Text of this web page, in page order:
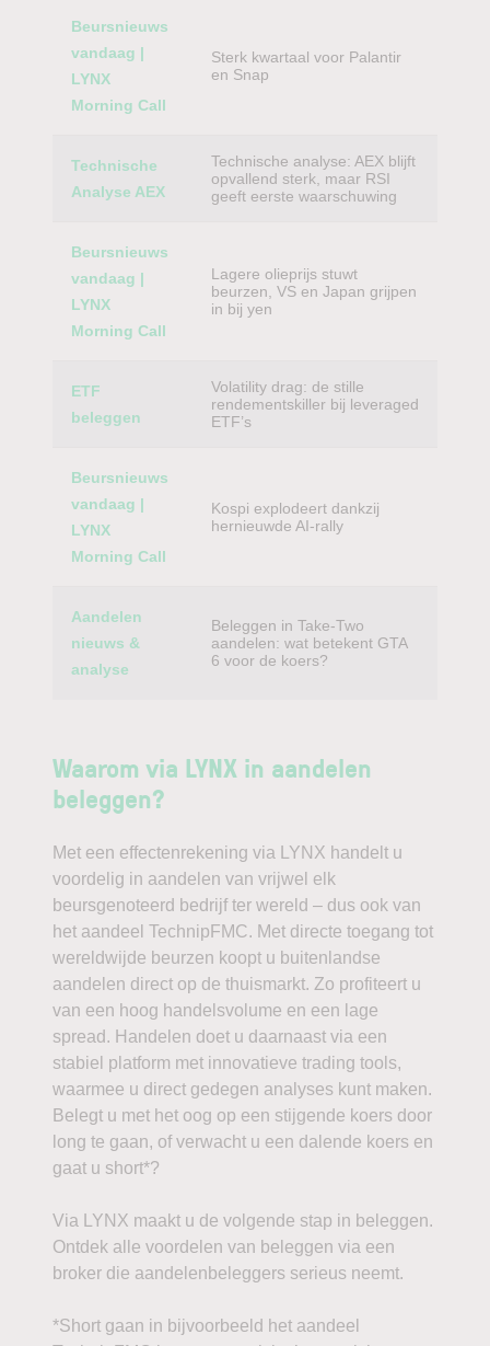
Beursnieuws
vandaag |
LYNX
Morning Call
Sterk kwartaal voor Palantir
en Snap
Technische
Analyse AEX
Technische analyse: AEX blijft
opvallend sterk, maar RSI
geeft eerste waarschuwing
Beursnieuws
vandaag |
LYNX
Morning Call
Lagere olieprijs stuwt
beurzen, VS en Japan grijpen
in bij yen
ETF
beleggen
Volatility drag: de stille
rendementskiller bij leveraged
ETF’s
Beursnieuws
vandaag |
LYNX
Morning Call
Kospi explodeert dankzij
hernieuwde AI-rally
Aandelen
nieuws &
analyse
Beleggen in Take-Two
aandelen: wat betekent GTA
6 voor de koers?
Waarom via LYNX in aandelen
beleggen?
Met een effectenrekening via LYNX handelt u
voordelig in aandelen van vrijwel elk
beursgenoteerd bedrijf ter wereld – dus ook van
het aandeel TechnipFMC. Met directe toegang tot
wereldwijde beurzen koopt u buitenlandse
aandelen direct op de thuismarkt. Zo profiteert u
van een hoog handelsvolume en een lage
spread. Handelen doet u daarnaast via een
stabiel platform met innovatieve trading tools,
waarmee u direct gedegen analyses kunt maken.
Belegt u met het oog op een stijgende koers door
long te gaan, of verwacht u een dalende koers en
gaat u short*?
Via LYNX maakt u de volgende stap in beleggen.
Ontdek alle voordelen van beleggen via een
broker die aandelenbeleggers serieus neemt.
*Short gaan in bijvoorbeeld het aandeel